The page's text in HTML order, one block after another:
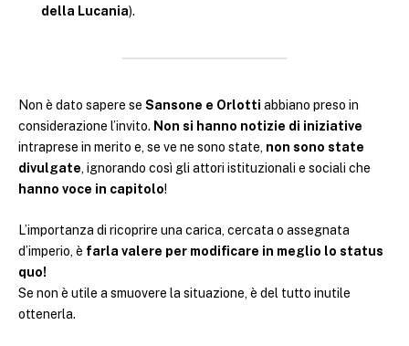
della Lucania).
Non è dato sapere se Sansone e Orlotti abbiano preso in
considerazione l’invito. Non si hanno notizie di iniziative
intraprese in merito e, se ve ne sono state, non sono state
divulgate, ignorando così gli attori istituzionali e sociali che
hanno voce in capitolo!
L’importanza di ricoprire una carica, cercata o assegnata
d’imperio, è farla valere per modificare in meglio lo status
quo!
Se non è utile a smuovere la situazione, è del tutto inutile
ottenerla.